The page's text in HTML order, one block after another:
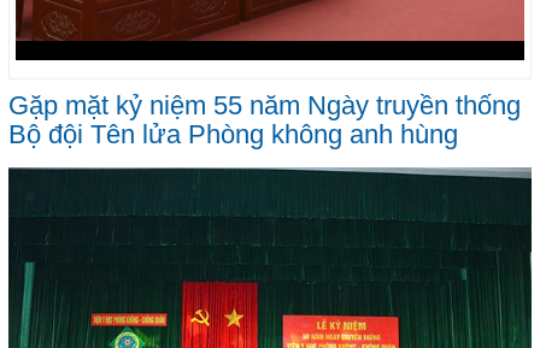
Gặp mặt kỷ niệm 55 năm Ngày truyền thống
Bộ đội Tên lửa Phòng không anh hùng